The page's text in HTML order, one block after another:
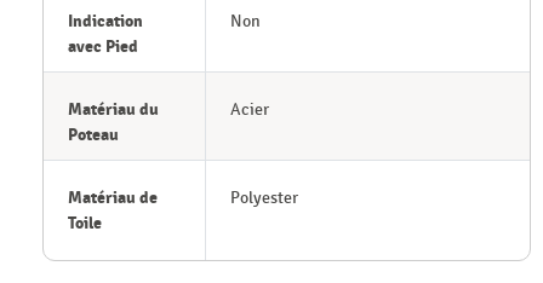
Indication
avec Pied
Non
Matériau du
Poteau
Acier
Matériau de
Toile
Polyester